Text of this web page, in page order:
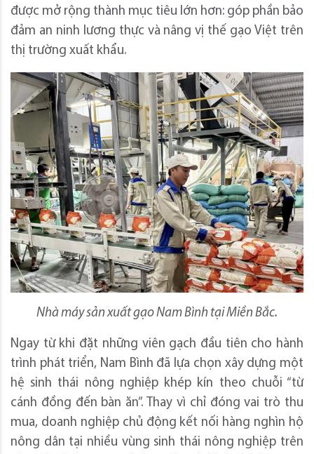
được mở rộng thành mục tiêu lớn hơn: góp phần bảo
đảm an ninh lương thực và nâng vị thế gạo Việt trên
thị trường xuất khẩu.
Nhà máy sản xuất gạo Nam Bình tại Miền Bắc.
Ngay từ khi đặt những viên gạch đầu tiên cho hành
trình phát triển, Nam Bình đã lựa chọn xây dựng một
hệ sinh thái nông nghiệp khép kín theo chuỗi “từ
cánh đồng đến bàn ăn”. Thay vì chỉ đóng vai trò thu
mua, doanh nghiệp chủ động kết nối hàng nghìn hộ
nông dân tại nhiều vùng sinh thái nông nghiệp trên